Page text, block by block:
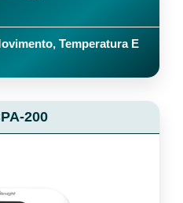
Temperatura E
200